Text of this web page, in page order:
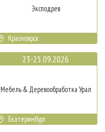
Эксподрев
Красноярск
23-25.09.2026
Мебель & Деревообработка Урал
Екатеринбург